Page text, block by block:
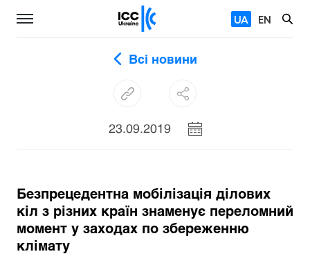
UA EN
Всі новини
23.09.2019
Безпрецедентна мобілізація ділових
кіл з різних країн знаменує переломний
момент у заходах по збереженню
клімату